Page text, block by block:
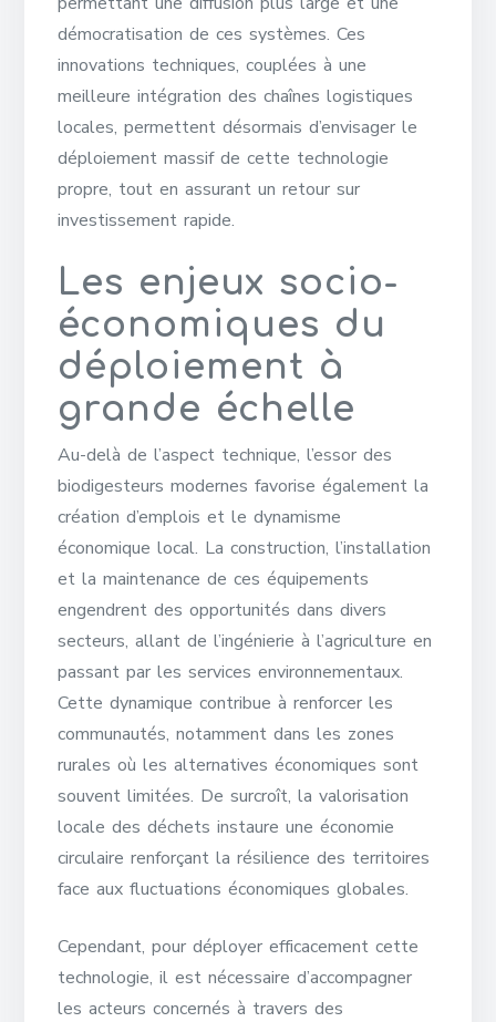
démocratisation de ces systèmes. Ces
innovations techniques, couplées à une
meilleure intégration des chaînes logistiques
locales, permettent désormais d’envisager le
déploiement massif de cette technologie
propre, tout en assurant un retour sur
investissement rapide.
Les enjeux socio-
économiques du
déploiement à
grande échelle
Au-delà de l’aspect technique, l’essor des
biodigesteurs modernes favorise également la
création d’emplois et le dynamisme
économique local. La construction, l’installation
et la maintenance de ces équipements
engendrent des opportunités dans divers
secteurs, allant de l’ingénierie à l’agriculture en
passant par les services environnementaux.
Cette dynamique contribue à renforcer les
communautés, notamment dans les zones
rurales où les alternatives économiques sont
souvent limitées. De surcroît, la valorisation
locale des déchets instaure une économie
circulaire renforçant la résilience des territoires
face aux fluctuations économiques globales.
Cependant, pour déployer efficacement cette
technologie, il est nécessaire d’accompagner
les acteurs concernés à travers des